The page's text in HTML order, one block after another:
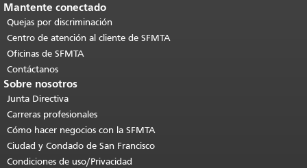
Mantente conectado
Quejas por discriminación
Centro de atención al cliente de SFMTA
Oficinas de SFMTA
Contáctanos
Sobre nosotros
Junta Directiva
Carreras profesionales
Cómo hacer negocios con la SFMTA
Ciudad y Condado de San Francisco
Condiciones de uso/Privacidad